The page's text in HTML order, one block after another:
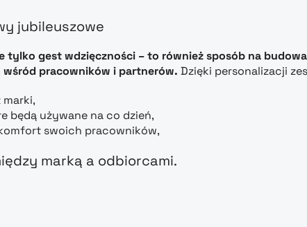
jubileuszowe
tylko gest wdzięczności – to również sposób na
pracowników i partnerów. Dzięki personalizacji
będą używane na co dzień,
swoich pracowników,
marką a odbiorcami.